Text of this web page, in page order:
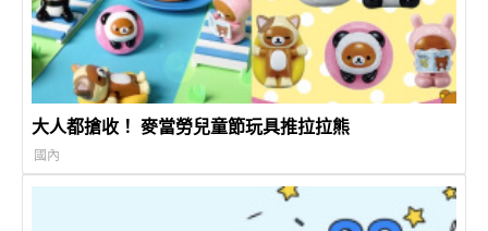
大人都搶收！ 麥當勞兒童節玩具推拉拉熊
國內